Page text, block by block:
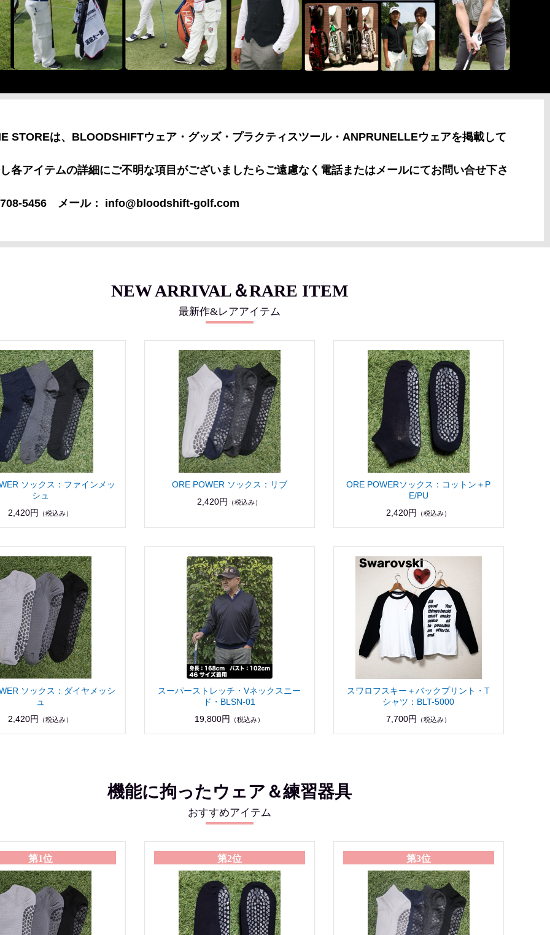
STOREは、BLOODSHIFTウェア・グッズ・プラクティスツール・ANPRUNELLEウェアを掲載して
各アイテムの詳細にご不明な項目がございましたらご遠慮なく電話またはメールにてお問い合せ下さ
5456 メール： info@bloodshift-golf.com
NEW ARRIVAL＆RARE ITEM
最新作&レアアイテム
ソックス：ファインメッ
シュ
2,420円
（税込み）
ORE POWER ソックス：リブ
2,420円
（税込み）
ORE POWERソックス：コットン＋P
E/PU
2,420円
（税込み）
ソックス：ダイヤメッシ
ュ
2,420円
（税込み）
スーパーストレッチ・Vネックスニー
ド・BLSN-01
19,800円
（税込み）
スワロフスキー＋バックプリント・T
シャツ：BLT-5000
7,700円
（税込み）
機能に拘ったウェア＆練習器具
おすすめアイテム
第1位 第2位 第3位